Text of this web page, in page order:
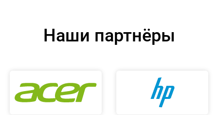
Наши партнёры